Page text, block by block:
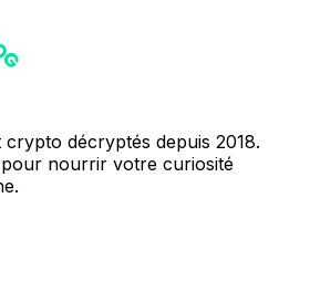
décryptés depuis 2018.
pour nourrir votre curiosité